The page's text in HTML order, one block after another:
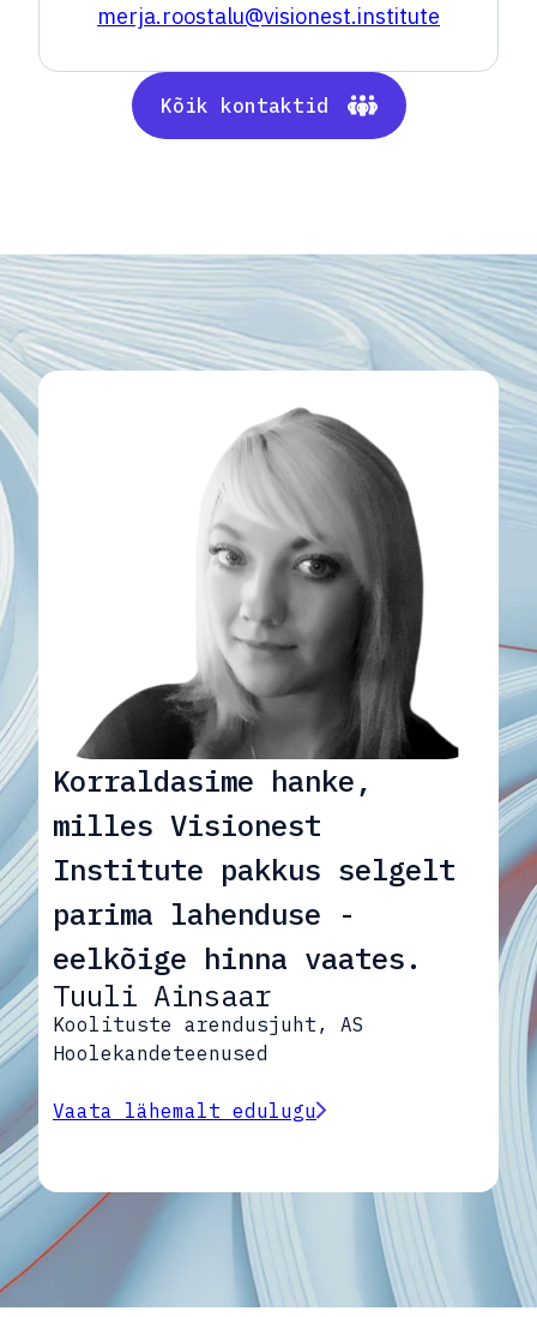
merja.roostalu@visionest.institute
Kõik kontaktid
Korraldasime hanke,
milles Visionest
Institute pakkus selgelt
parima lahenduse -
eelkõige hinna vaates.
Tuuli Ainsaar
Koolituste arendusjuht, AS
Hoolekandeteenused
Vaata lähemalt edulugu